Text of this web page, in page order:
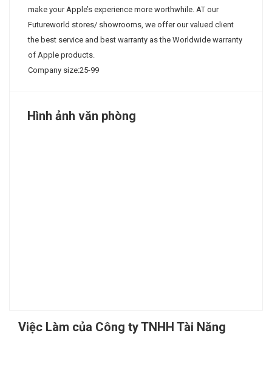
make your Apple’s experience more worthwhile. AT our
Futureworld stores/ showrooms, we offer our valued client
the best service and best warranty as the Worldwide warranty
of Apple products.
Company size:25-99
Hình ảnh văn phòng
Việc Làm của Công ty TNHH Tài Năng